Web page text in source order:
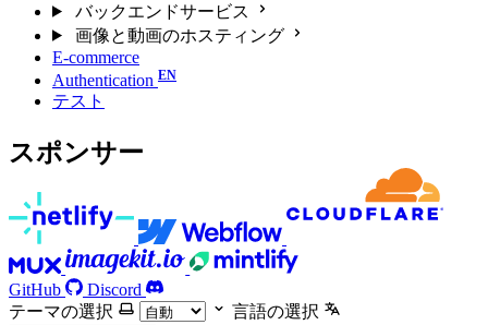
バックエンドサービス
画像と動画のホスティング
E-commerce
Authentication
テスト
スポンサー
GitHub
Discord
テーマの選択
言語の選択